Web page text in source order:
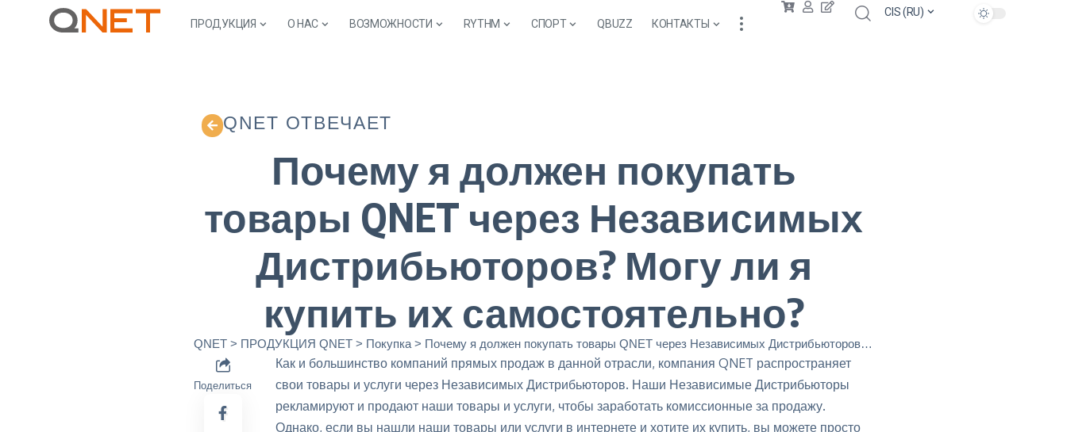
ПРОДУКЦИЯ О НАС ВОЗМОЖНОСТИ RYTHM СПОРТ QBUZZ КОНТАКТЫ
CIS (RU)
QNET ОТВЕЧАЕТ
Почему я должен покупать
товары QNET через Независимых
Дистрибьюторов? Могу ли я
купить их самостоятельно?
QNET > ПРОДУКЦИЯ QNET > Покупка > Почему я должен покупать товары QNET через Независимых Дистрибьюторов? Могу ли я купить их самостоятельно?
Поделиться
Как и большинство компаний прямых продаж в данной отрасли, компания QNET распространяет
свои товары и услуги через Независимых Дистрибьюторов. Наши Независимые Дистрибьюторы
рекламируют и продают наши товары и услуги, чтобы заработать комиссионные за продажу.
Однако, если вы нашли наши товары или услуги в интернете и хотите их купить, вы можете просто